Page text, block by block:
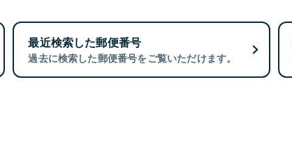
最近検索した郵便番号
過去に検索した郵便番号をご覧いただけます。